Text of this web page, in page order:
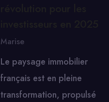
Marise
Le paysage immobilier
français est en pleine
transformation, propulsé